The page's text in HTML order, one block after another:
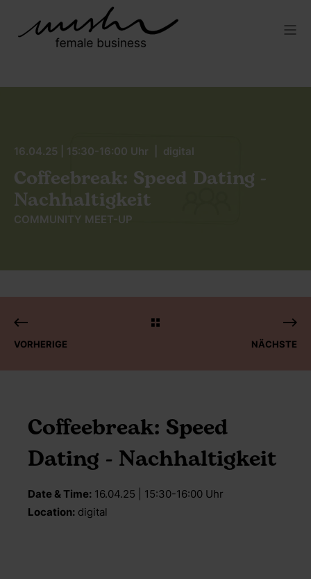
16.04.25 | 15:30-16:00 Uhr | digital
Coffeebreak: Speed Dating -
Nachhaltigkeit
COMMUNITY MEET-UP
VORHERIGE NÄCHSTE
Coffeebreak: Speed
Dating - Nachhaltigkeit
Date & Time: 16.04.25 | 15:30-16:00 Uhr
Location: digital